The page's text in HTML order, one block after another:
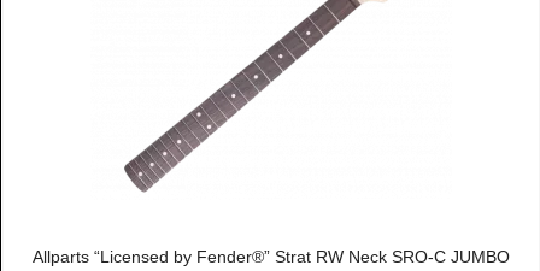
Allparts “Licensed by Fender®” Strat RW Neck SRO-C JUMBO